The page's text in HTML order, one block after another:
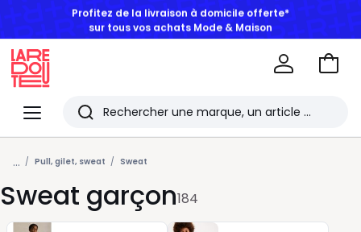
BONS PLANS | Jusqu'à -50% dès 2 articles*
Menu
Redoute
Rechercher
Les
derniers
articles
consultés
Aller
... Pull, gilet, sweat Sweat
Sweat garçon184